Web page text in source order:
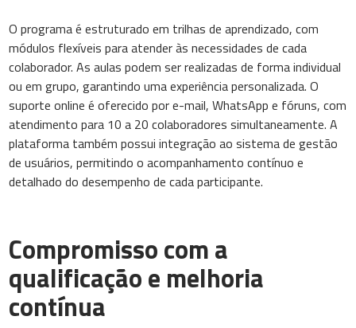
O programa é estruturado em trilhas de aprendizado, com
módulos flexíveis para atender às necessidades de cada
colaborador. As aulas podem ser realizadas de forma individual
ou em grupo, garantindo uma experiência personalizada. O
suporte online é oferecido por e-mail, WhatsApp e fóruns, com
atendimento para 10 a 20 colaboradores simultaneamente. A
plataforma também possui integração ao sistema de gestão
de usuários, permitindo o acompanhamento contínuo e
detalhado do desempenho de cada participante.
Compromisso com a
qualificação e melhoria
contínua